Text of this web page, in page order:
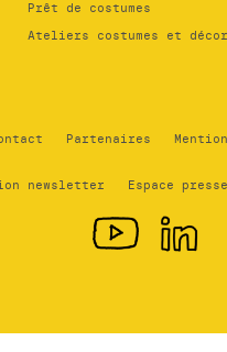
Prêt de costumes
Ateliers costumes et
Partenaires
newsletter Espace presse